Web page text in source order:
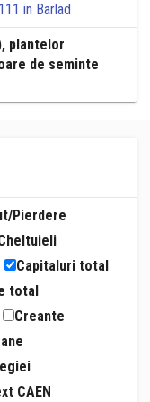
111 in Barlad
plantelor
de seminte
Pierdere
Capitaluri total
total
Creante
CAEN